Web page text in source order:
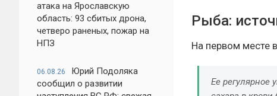
атака на Ярославскую
область: 93 сбитых дрона,
четверо раненых, пожар на
НПЗ
06.08.26
Юрий Подоляка
сообщил о развитии
Рыба:
На первом месте
Ее регулярное